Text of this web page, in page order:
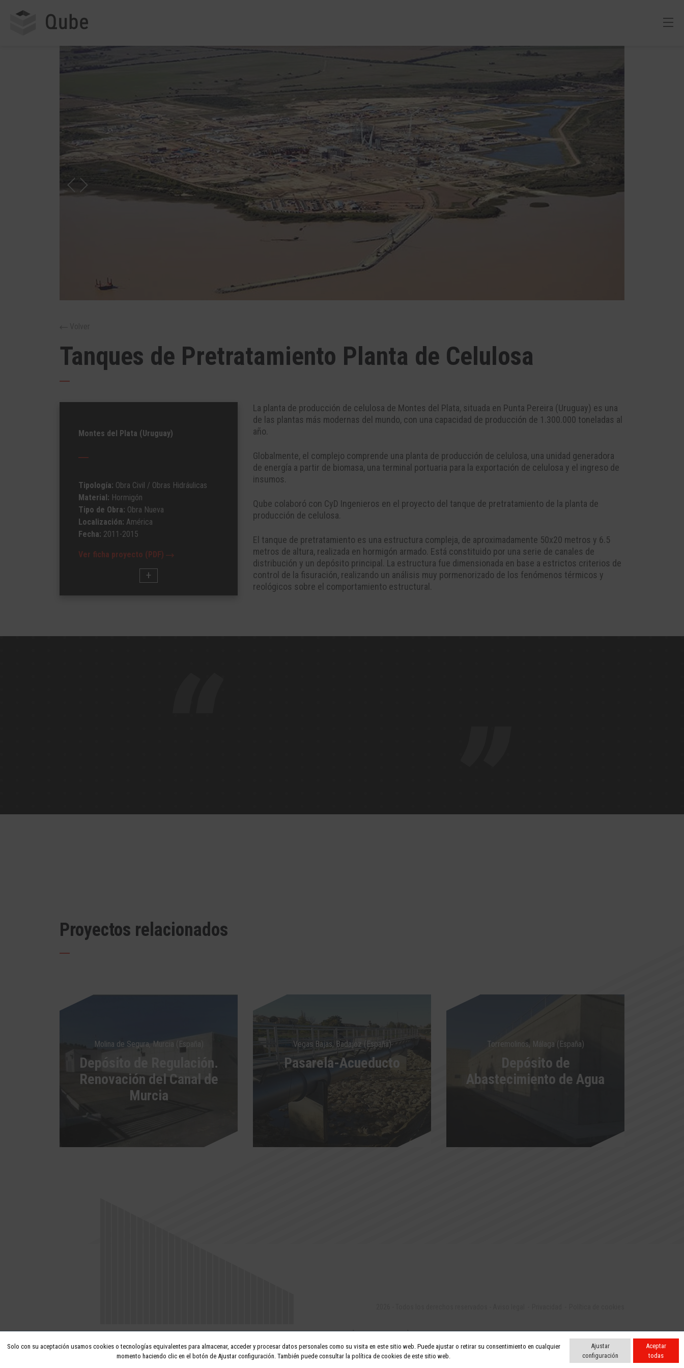
Tanques de Pretratamiento Planta de Celulosa
Montes del Plata (Uruguay)
Tipología: Obra Civil / Obras Hidráulicas
Material: Hormigón
Tipo de Obra: Obra Nueva
Localización: América
Fecha: 2011-2015
Ver ficha proyecto (PDF)
La planta de producción de celulosa de Montes del Plata, situada en Punta Pereira (Uruguay) es una
de las plantas más modernas del mundo, con una capacidad de producción de 1.300.000 toneladas al
año.
Globalmente, el complejo comprende una planta de producción de celulosa, una unidad generadora
de energía a partir de biomasa, una terminal portuaria para la exportación de celulosa y el ingreso de
insumos.
Qube colaboró con CyD Ingenieros en el proyecto del tanque de pretratamiento de la planta de
producción de celulosa.
El tanque de pretratamiento es una estructura compleja, de aproximadamente 50x20 metros y 6.5
metros de altura, realizada en hormigón armado. Está constituido por una serie de canales de
distribución y un depósito principal. La estructura fue dimensionada en base a estrictos criterios de
control de la fisuración, realizando un análisis muy pormenorizado de los fenómenos térmicos y
reológicos sobre el comportamiento estructural.
Proyectos relacionados
Molina de Segura, Murcia (España)
Depósito de Regulación.
Renovación del Canal de
Murcia
Vegas Bajas, Badajoz (España)
Pasarela-Acueducto
Torremolinos, Málaga (España)
Depósito de
Abastecimiento de Agua
Solo con su aceptación usamos cookies o tecnologías equivalentes para almacenar, acceder y procesar datos personales como su visita en este sitio web. Puede ajustar o retirar su consentimiento en cualquier
momento haciendo clic en el botón de Ajustar configuración. También puede consultar la política de cookies de este sitio web.
Ajustar
configuración
Aceptar
todas